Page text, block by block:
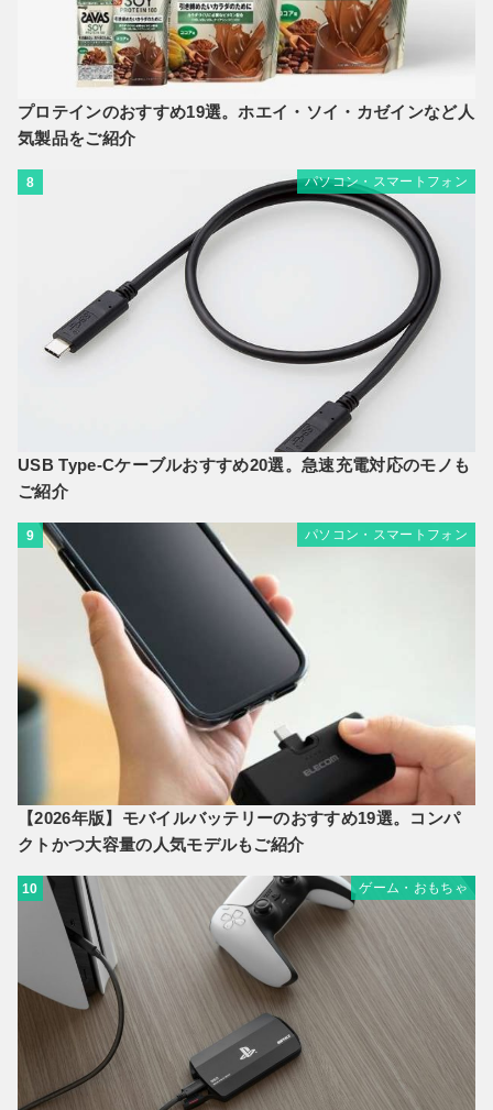
プロテインのおすすめ19選。ホエイ・ソイ・カゼインなど人
気製品をご紹介
8 パソコン・スマートフォン
USB Type-Cケーブルおすすめ20選。急速充電対応のモノも
ご紹介
9 パソコン・スマートフォン
【2026年版】モバイルバッテリーのおすすめ19選。コンパ
クトかつ大容量の人気モデルもご紹介
10 ゲーム・おもちゃ